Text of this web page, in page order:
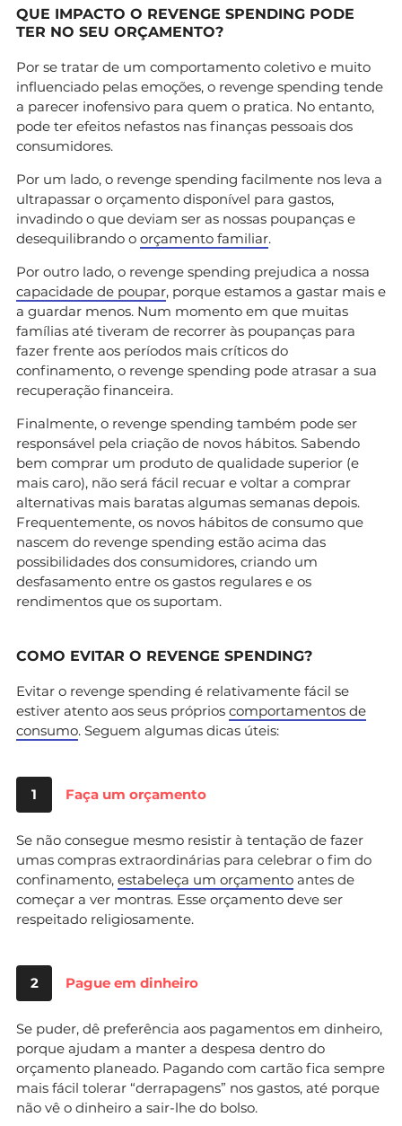
QUE IMPACTO O REVENGE SPENDING PODE
TER NO SEU ORÇAMENTO?
Por se tratar de um comportamento coletivo e muito
influenciado pelas emoções, o revenge spending tende
a parecer inofensivo para quem o pratica. No entanto,
pode ter efeitos nefastos nas finanças pessoais dos
consumidores.
Por um lado, o revenge spending facilmente nos leva a
ultrapassar o orçamento disponível para gastos,
invadindo o que deviam ser as nossas poupanças e
desequilibrando o orçamento familiar.
Por outro lado, o revenge spending prejudica a nossa
capacidade de poupar, porque estamos a gastar mais e
a guardar menos. Num momento em que muitas
famílias até tiveram de recorrer às poupanças para
fazer frente aos períodos mais críticos do
confinamento, o revenge spending pode atrasar a sua
recuperação financeira.
Finalmente, o revenge spending também pode ser
responsável pela criação de novos hábitos. Sabendo
bem comprar um produto de qualidade superior (e
mais caro), não será fácil recuar e voltar a comprar
alternativas mais baratas algumas semanas depois.
Frequentemente, os novos hábitos de consumo que
nascem do revenge spending estão acima das
possibilidades dos consumidores, criando um
desfasamento entre os gastos regulares e os
rendimentos que os suportam.
COMO EVITAR O REVENGE SPENDING?
Evitar o revenge spending é relativamente fácil se
estiver atento aos seus próprios comportamentos de
consumo. Seguem algumas dicas úteis:
1 Faça um orçamento
Se não consegue mesmo resistir à tentação de fazer
umas compras extraordinárias para celebrar o fim do
confinamento, estabeleça um orçamento antes de
começar a ver montras. Esse orçamento deve ser
respeitado religiosamente.
2 Pague em dinheiro
Se puder, dê preferência aos pagamentos em dinheiro,
porque ajudam a manter a despesa dentro do
orçamento planeado. Pagando com cartão fica sempre
mais fácil tolerar “derrapagens” nos gastos, até porque
não vê o dinheiro a sair-lhe do bolso.